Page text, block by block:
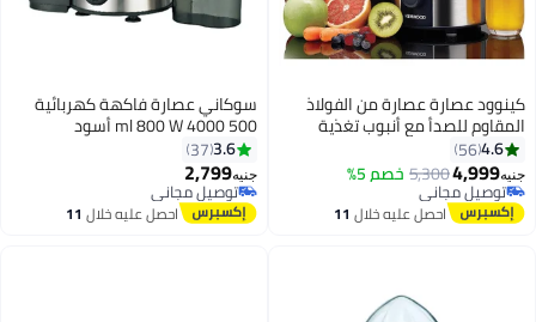
كينوود عصارة عصارة من الفولاذ
المقاوم للصدأ مع أنبوب تغذية
واسع 75 مم وسرعتين مضادتين
للتنقيط لمطعم المكتب المنزلي
والكافتيريا
4.6
56
جنيه4,999
5,300خصم 5%
توصيل مجاني
توصيل مجانياحصل عليه خلال 11
سوكاني عصارة فاكهة كهربائية
500 ml 800 W 4000 أسود
3.6
37
جنيه2,799
توصيل مجاني
توصيل مجانياحصل عليه خلال 11